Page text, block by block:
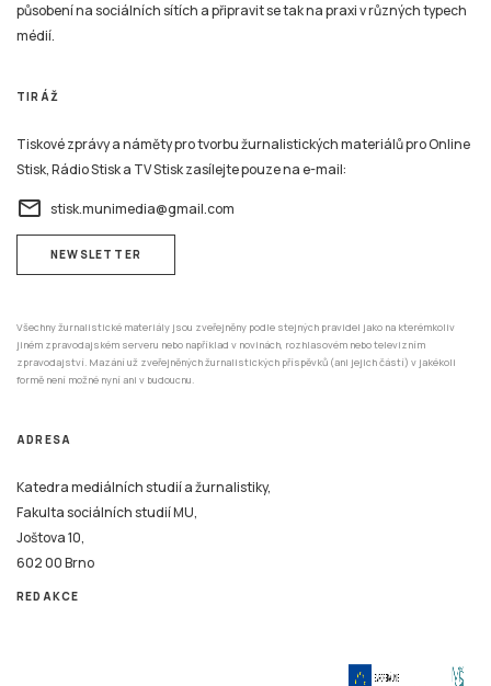
působení na sociálních sítích a připravit se tak na praxi v různých typech
médií.
TIRÁŽ
Tiskové zprávy a náměty pro tvorbu žurnalistických materiálů pro Online
Stisk, Rádio Stisk a TV Stisk zasílejte pouze na e-mail:
email stisk.munimedia@gmail.com
NEWSLETTER
Všechny žurnalistické materiály jsou zveřejněny podle stejných pravidel jako na kterémkoliv
jiném zpravodajském serveru nebo například v novinách, rozhlasovém nebo televizním
zpravodajství. Mazání už zveřejněných žurnalistických příspěvků (ani jejich částí) v jakékoli
formě není možné nyní ani v budoucnu.
ADRESA
Katedra mediálních studií a žurnalistiky,
Fakulta sociálních studií MU,
Joštova 10,
602 00 Brno
REDAKCE